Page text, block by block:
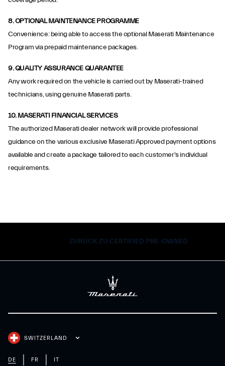
8. OPTIONAL MAINTENANCE PROGRAMME
Convenience: being able to access the optional Maserati Maintenance
Program via prepaid maintenance packages.
9. QUALITY ASSURANCE QUARANTEE
Any work required on the vehicle is carried out by Maserati-trained
technicians, using genuine Maserati parts.
10. MASERATI FINANCIAL SERVICES
The authorized Maserati dealer network will provide professional
guidance on the various exclusive Maserati Approved payment options
available and create a package tailored to each customer's individual
requirements.
ZURÜCK ZU CERTIFIED PRE-OWNED
SWITZERLAND
DE FR IT